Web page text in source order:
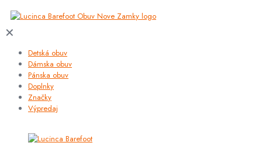
✕
Detská obuv
Dámska obuv
Pánska obuv
Doplnky
Značky
Výpredaj